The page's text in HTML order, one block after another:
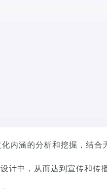
内涵的分析和挖掘，结合
计中，从而达到宣传和